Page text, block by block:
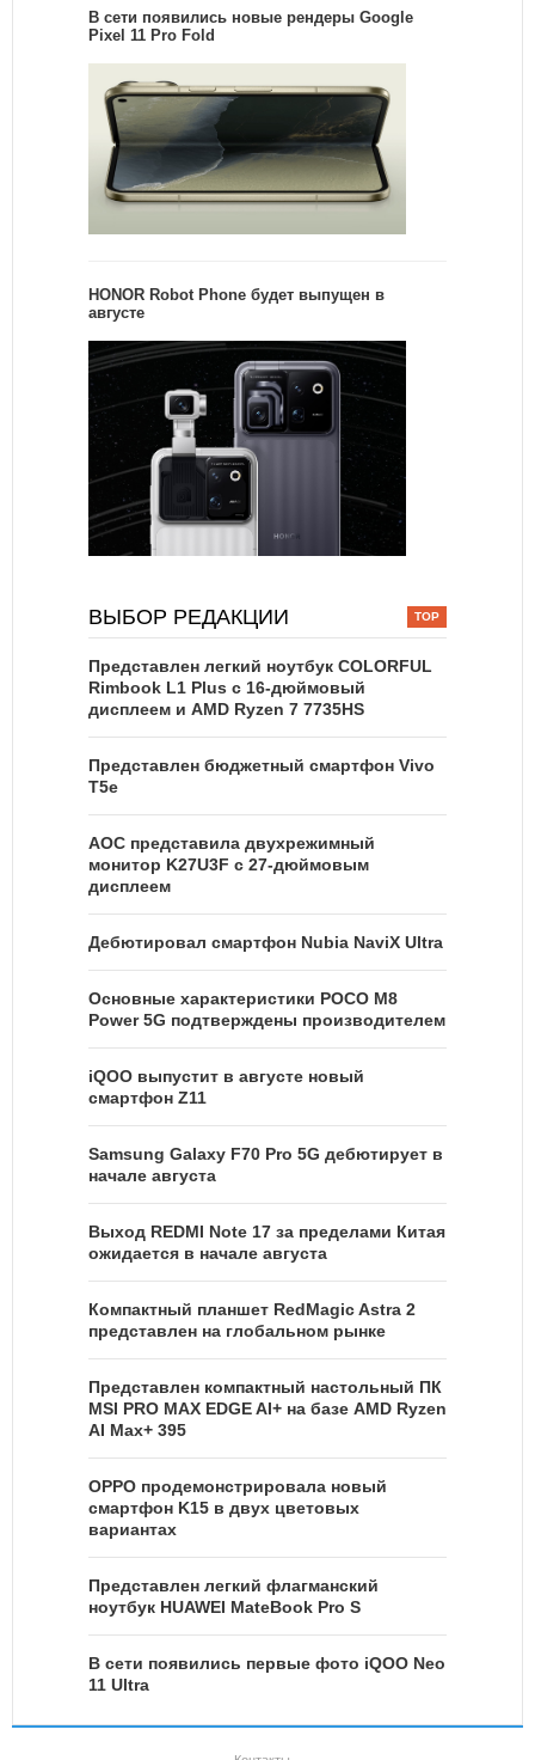
В сети появились новые рендеры Google
Pixel 11 Pro Fold
HONOR Robot Phone будет выпущен в
августе
ВЫБОР РЕДАКЦИИ
Представлен легкий ноутбук COLORFUL
Rimbook L1 Plus с 16-дюймовый
дисплеем и AMD Ryzen 7 7735HS
Представлен бюджетный смартфон Vivo
T5e
AOC представила двухрежимный
монитор K27U3F с 27-дюймовым
дисплеем
Дебютировал смартфон Nubia NaviX Ultra
Основные характеристики POCO M8
Power 5G подтверждены производителем
iQOO выпустит в августе новый
смартфон Z11
Samsung Galaxy F70 Pro 5G дебютирует в
начале августа
Выход REDMI Note 17 за пределами Китая
ожидается в начале августа
Компактный планшет RedMagic Astra 2
представлен на глобальном рынке
Представлен компактный настольный ПК
MSI PRO MAX EDGE AI+ на базе AMD Ryzen
AI Max+ 395
OPPO продемонстрировала новый
смартфон K15 в двух цветовых
вариантах
Представлен легкий флагманский
ноутбук HUAWEI MateBook Pro S
В сети появились первые фото iQOO Neo
11 Ultra